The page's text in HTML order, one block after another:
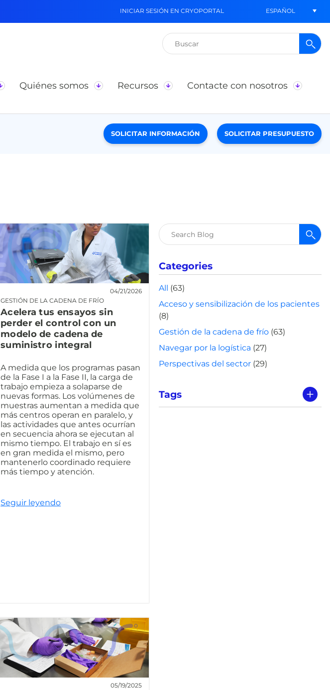
INICIAR SESIÓN EN CRYOPORTAL ESPAÑOL
Buscar:
Quiénes somos Recursos
Contacte con nosotros
SOLICITAR INFORMACIÓN SOLICITAR PRESUPUESTO
GESTIÓN DE LA CADENA DE FRÍO
04/21/2026
Acelera tus ensayos sin
perder el control con un
modelo de cadena de
suministro integral
A medida que los programas pasan
de la Fase I a la Fase II, la carga de
trabajo empieza a solaparse de
nuevas formas. Los volúmenes de
muestras aumentan a medida que
más centros operan en paralelo, y
las actividades que antes ocurrían
en secuencia ahora se ejecutan al
mismo tiempo. El trabajo en sí es
en gran medida el mismo, pero
mantenerlo coordinado requiere
más tiempo y atención.
Seguir leyendo
05/19/2025
Buscar:
Categories
All (63)
Acceso y sensibilización de los pacientes
(8)
Gestión de la cadena de frío(63)
Navegar por la logística (27)
Perspectivas del sector(29)
Tags